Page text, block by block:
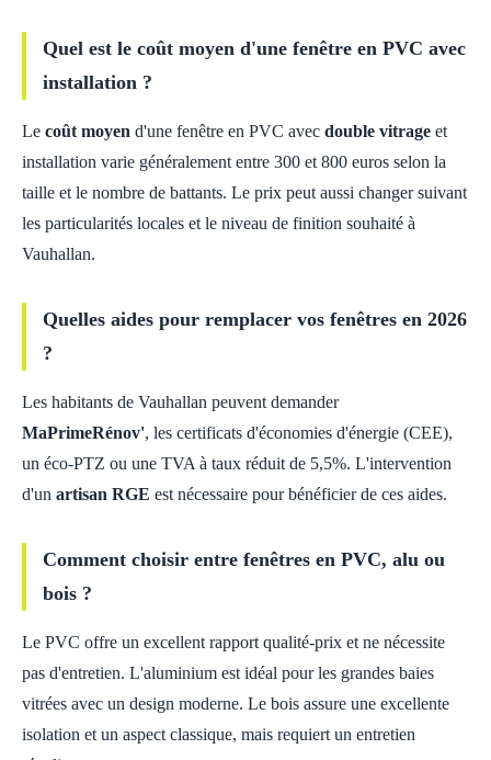
Quel est le coût moyen d'une fenêtre en PVC avec
installation ?
Le coût moyen d'une fenêtre en PVC avec double vitrage et
installation varie généralement entre 300 et 800 euros selon la
taille et le nombre de battants. Le prix peut aussi changer suivant
les particularités locales et le niveau de finition souhaité à
Vauhallan.
Quelles aides pour remplacer vos fenêtres en 2026
?
Les habitants de Vauhallan peuvent demander
MaPrimeRénov', les certificats d'économies d'énergie (CEE),
un éco-PTZ ou une TVA à taux réduit de 5,5%. L'intervention
d'un artisan RGE est nécessaire pour bénéficier de ces aides.
Comment choisir entre fenêtres en PVC, alu ou
bois ?
Le PVC offre un excellent rapport qualité-prix et ne nécessite
pas d'entretien. L'aluminium est idéal pour les grandes baies
vitrées avec un design moderne. Le bois assure une excellente
isolation et un aspect classique, mais requiert un entretien